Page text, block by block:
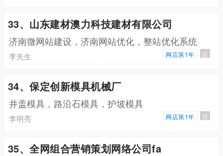
33、山东建材澳力科技建材有限公司
济南微网站建设，济南网站优化，整站优化系统
李先生 网店第1年 百
34、保定创新模具机械厂
井盖模具，路沿石模具，护坡模具
李明亮 网店第1年 百
35、全网组合营销策划网络公司fa